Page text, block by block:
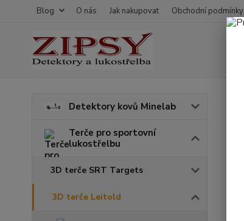
Blog O nás Jak nakupovat Obchodní podmínky
Detektory kovů Minelab
Terče pro sportovní
lukostřelbu
3D terče SRT Targets
3D terče Leitold